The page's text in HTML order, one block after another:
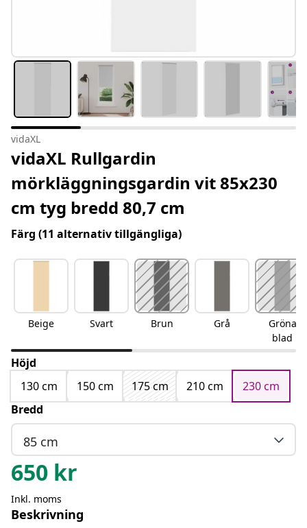
vidaXL
vidaXL Rullgardin
mörkläggningsgardin vit 85x230
cm tyg bredd 80,7 cm
Färg (11 alternativ tillgängliga)
Beige Svart Brun Grå
Gröna
blad
Höjd
130 cm
150 cm 175 cm 210 cm
230 cm
Bredd
85 cm
650 kr
Inkl. moms
Beskrivning